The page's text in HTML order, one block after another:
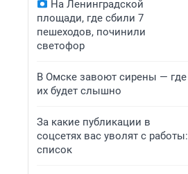
На Ленинградской
площади, где сбили 7
пешеходов, починили
светофор
В Омске завоют сирены — где
их будет слышно
За какие публикации в
соцсетях вас уволят с работы:
список